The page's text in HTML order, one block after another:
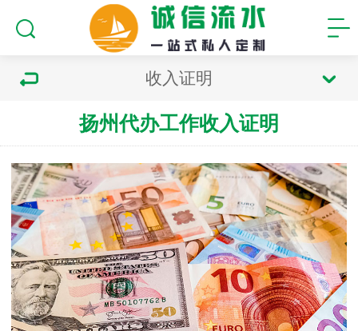
收入证明
扬州代办工作收入证明